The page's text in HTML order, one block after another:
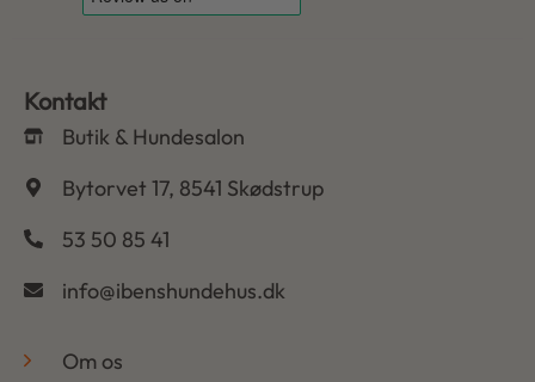
Kontakt
Butik & Hundesalon
Bytorvet 17, 8541 Skødstrup
53 50 85 41
info@ibenshundehus.dk
Om os